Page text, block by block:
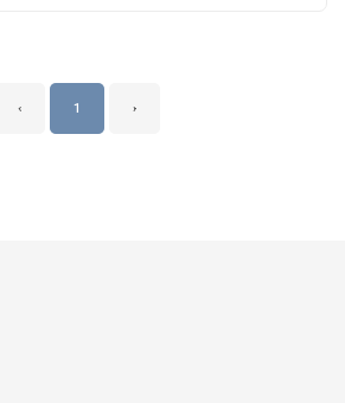
‹ 1 ›